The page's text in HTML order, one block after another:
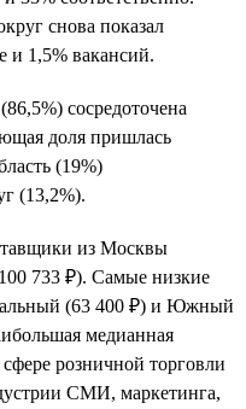
снова показал
1,5% вакансий.
сосредоточена
доля пришлась
(19%)
(13,2%).
из Москвы
733 ₽). Самые низкие
(63 400 ₽) и Южный
медианная
розничной торговли
СМИ, маркетинга,